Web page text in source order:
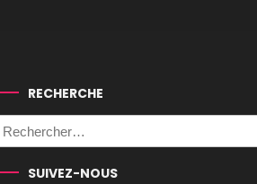
RECHERCHE
SUIVEZ-NOUS